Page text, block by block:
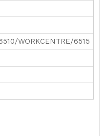
WORKCENTRE/6515